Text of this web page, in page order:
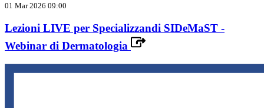
01 Mar 2026 09:00
Lezioni LIVE per Specializzandi SIDeMaST -
Webinar di Dermatologia